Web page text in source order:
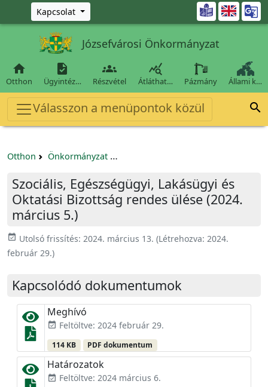
Ugrás a fő tartalomra
Kapcsolat 
Józsefvárosi Önkormányzat

Otthon

Ügyintéz…

Részvétel

Átláthat… Pázmány Állami k…
Válasszon a menüpontok közül 
Otthon Önkormányzat
Szociális, Egészségügyi, Lakásügyi és
Oktatási Bizottság rendes ülése (2024.
március 5.)
event_available Utolsó frissítés: 2024. március 13. (Létrehozva: 2024.
február 29.)
Kapcsolódó dokumentumok
Meghívó
event_available Feltöltve: 2024 február 29.
114 KB PDF dokumentum
Határozatok
event_available Feltöltve: 2024 március 6.